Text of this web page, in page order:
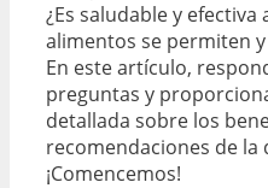
¿Es saludable y efectiva
alimentos se permiten
En este artículo,
preguntas y
detallada sobre los
recomendaciones de la
¡Comencemos!